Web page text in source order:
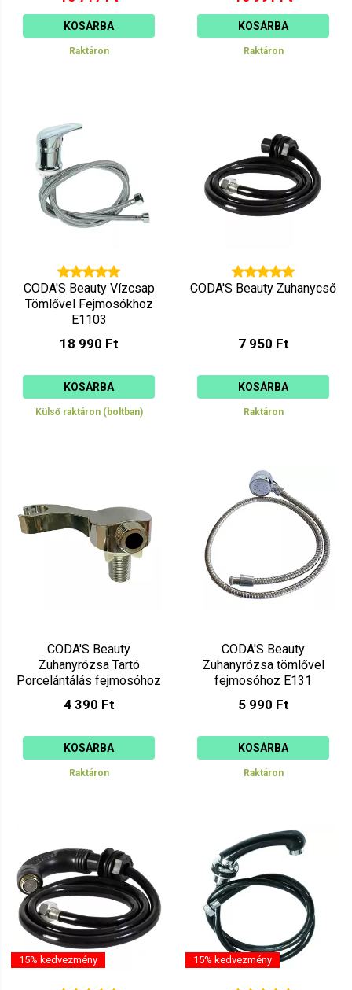
KOSÁRBA
Raktáron
KOSÁRBA
Raktáron
CODA'S Beauty Vízcsap
Tömlővel Fejmosókhoz
E1103
18 990 Ft
KOSÁRBA
Külső raktáron (boltban)
CODA'S Beauty Zuhanycső
7 950 Ft
KOSÁRBA
Raktáron
CODA'S Beauty
Zuhanyrózsa Tartó
Porcelántálás fejmosóhoz
E1021
4 390 Ft
KOSÁRBA
Raktáron
CODA'S Beauty
Zuhanyrózsa tömlővel
fejmosóhoz E131
5 990 Ft
KOSÁRBA
Raktáron
15% kedvezmény 15% kedvezmény